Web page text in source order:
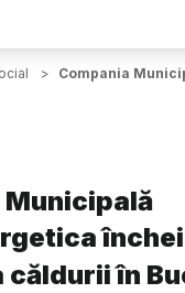
> Compania
Municipală
căldurii în